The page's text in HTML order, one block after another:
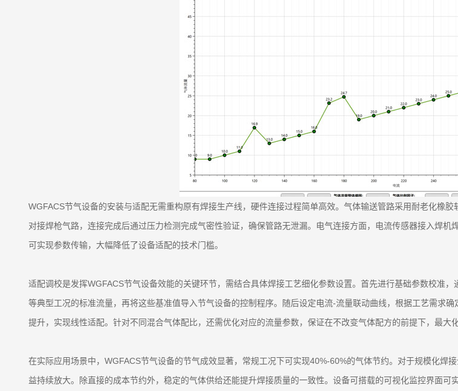
WGFACS节气设备的安装与适配无需重构原有焊接生产线，硬件连接过程简单高效。气体输送管路采用耐老化橡
对接焊枪气路，连接完成后通过压力检测完成气密性验证，确保管路无泄漏。电气连接方面，电流传感器接入焊
可实现参数传输，大幅降低了设备适配的技术门槛。
适配调校是发挥WGFACS节气设备效能的关键环节，需结合具体焊接工艺细化参数设置。首先进行基础参数校准
等典型工况的标准流量，再将这些基准值导入节气设备的控制程序。随后设定电流-流量联动曲线，根据工艺需求
提升，实现线性适配。针对不同混合气体配比，还需优化对应的流量参数，保证在不改变气体配方的前提下，最大
在实际应用场景中，WGFACS节气设备的节气成效显著，常规工况下可实现40%-60%的气体节约。对于规模化焊
益持续放大。除直接的成本节约外，稳定的气体供给还能提升焊接质量的一致性。设备可搭载的可视化监控界面